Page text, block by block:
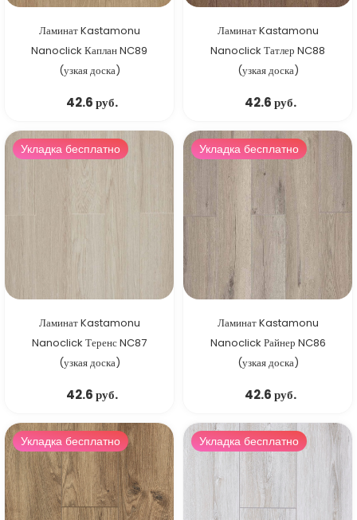
Ламинат Kastamonu
Nanoclick Каплан NC89
(узкая доска)
42.6 руб.
Ламинат Kastamonu
Nanoclick Татлер NC88
(узкая доска)
42.6 руб.
Укладка бесплатно
Ламинат Kastamonu
Nanoclick Теренс NC87
(узкая доска)
42.6 руб.
Укладка бесплатно
Ламинат Kastamonu
Nanoclick Райнер NC86
(узкая доска)
42.6 руб.
Укладка бесплатно Укладка бесплатно